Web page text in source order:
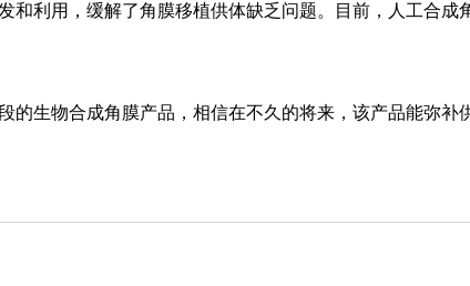
和利用，缓解了角膜移植供体缺乏问题。目前，人工合
生物合成角膜产品，相信在不久的将来，该产品能弥补